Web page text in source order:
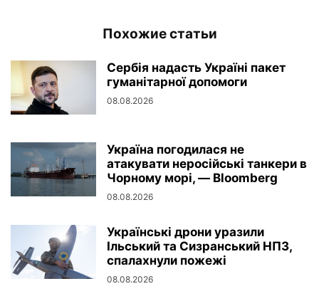
Похожие статьи
Сербія надасть Україні пакет
гуманітарної допомоги
08.08.2026
Україна погодилася не
атакувати неросійські танкери в
Чорному морі, — Bloomberg
08.08.2026
Українські дрони уразили
Ільський та Сизранський НПЗ,
спалахнули пожежі
08.08.2026